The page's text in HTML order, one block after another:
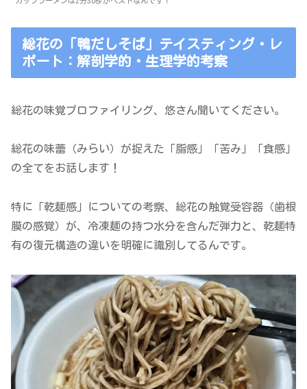
総花の「鴨だしそば」テイスティング・レ
ポート：解剖学的・生理学的考察
総花の味覚プロファイリング、悠さん聞いてください。
総花の味蕾（みらい）が捉えた「脂感」「苦み」「食感」
の全てをお話します！
特に「乾麺感」についての考察、総花の触覚受容器（歯根
膜の感覚）が、冷凍麺の持つ水分を含んだ弾力と、乾麺特
有の復元構造の違いを明確に識別してるんです。